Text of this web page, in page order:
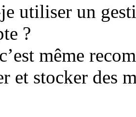
utiliser un
?
même
et stocker des